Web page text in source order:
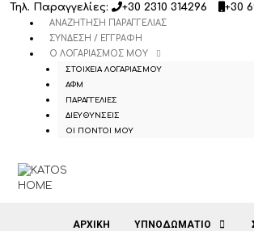
Μετάβαση
περιεχόμενο
Τηλ. Παραγγελίες: +30 2310 314296 +30
ΑΝΑΖΉΤΗΣΗ ΠΑΡΑΓΓΕΛΊΑΣ
ΣΎΝΔΕΣΗ / ΕΓΓΡΑΦΉ
Ο ΛΟΓΑΡΙΑΣΜΌΣ ΜΟΥ
ΣΤΟΙΧΕΊΑ ΛΟΓΑΡΙΑΣΜΟΎ
ΑΦΜ
ΠΑΡΑΓΓΕΛΊΕΣ
ΔΙΕΥΘΎΝΣΕΙΣ
ΟΙ ΠΌΝΤΟΙ ΜΟΥ
ΑΡΧΙΚΉ ΥΠΝΟΔΩΜΑΤΙΟ